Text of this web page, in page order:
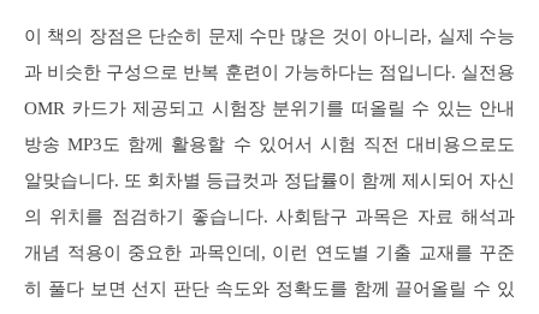
이 책의 장점은 단순히 문제 수만 많은 것이 아니라, 실제 수능
과 비슷한 구성으로 반복 훈련이 가능하다는 점입니다. 실전용
OMR 카드가 제공되고 시험장 분위기를 떠올릴 수 있는 안내
방송 MP3도 함께 활용할 수 있어서 시험 직전 대비용으로도
알맞습니다. 또 회차별 등급컷과 정답률이 함께 제시되어 자신
의 위치를 점검하기 좋습니다. 사회탐구 과목은 자료 해석과
개념 적용이 중요한 과목인데, 이런 연도별 기출 교재를 꾸준
히 풀다 보면 선지 판단 속도와 정확도를 함께 끌어올릴 수 있